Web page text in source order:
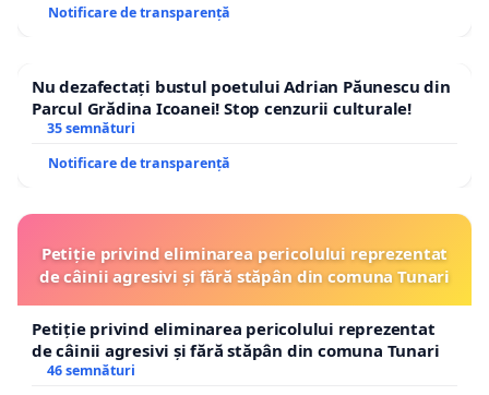
Notificare de transparență
Nu dezafectați bustul poetului Adrian Păunescu din
Parcul Grădina Icoanei! Stop cenzurii culturale!
35 semnături
Notificare de transparență
Petiție privind eliminarea pericolului reprezentat
de câinii agresivi și fără stăpân din comuna Tunari
Petiție privind eliminarea pericolului reprezentat
de câinii agresivi și fără stăpân din comuna Tunari
46 semnături